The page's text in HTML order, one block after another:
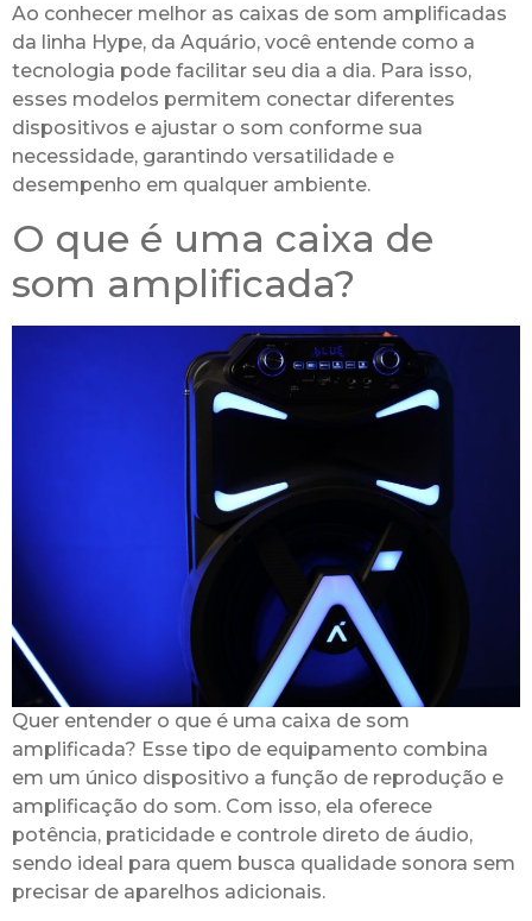
Ao conhecer melhor as caixas de som amplificadas
da linha Hype, da Aquário, você entende como a
tecnologia pode facilitar seu dia a dia. Para isso,
esses modelos permitem conectar diferentes
dispositivos e ajustar o som conforme sua
necessidade, garantindo versatilidade e
desempenho em qualquer ambiente.
O que é uma caixa de
som amplificada?
Quer entender o que é uma caixa de som
amplificada? Esse tipo de equipamento combina
em um único dispositivo a função de reprodução e
amplificação do som. Com isso, ela oferece
potência, praticidade e controle direto de áudio,
sendo ideal para quem busca qualidade sonora sem
precisar de aparelhos adicionais.